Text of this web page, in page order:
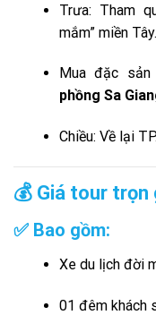
Trưa: Tham
mắm” miền Tây.
Mua đặc
phồng Sa
Chiều: Về lại
💰 Giá tour trọn
✅ Bao gồm:
Xe du lịch đời
01 đêm khách